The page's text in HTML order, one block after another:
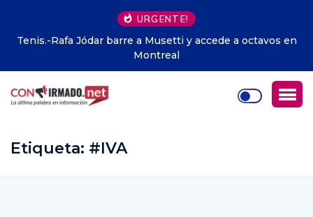
URGENTE!
Tenis.-Rafa Jódar barre a Musetti y accede a octavos en
Montreal
Etiqueta: #IVA